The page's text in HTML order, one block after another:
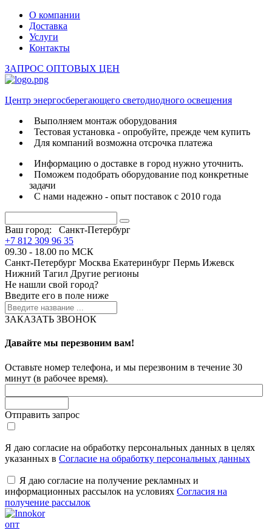
О компании
Доставка
Услуги
Контакты
ЗАПРОС ОПТОВЫХ ЦЕН
Центр энергосберегающего светодиодного освещения
Выполняем монтаж оборудования
Тестовая установка - опробуйте, прежде чем купить
Для компаний возможна отсрочка платежа
Информацию о доставке в город нужно уточнить.
Поможем подобрать оборудование под конкретные
задачи
С нами надежно - опыт поставок с 2010 года
Ваш город:
Санкт-Петербург
+7 812 309 96 35
09.30 - 18.00 по МСК
Санкт-Петербург Москва Екатеринбург Пермь Ижевск
Нижний Тагил Другие регионы
Не нашли свой город?
Введите его в поле ниже
ЗАКАЗАТЬ ЗВОНОК
Давайте мы перезвоним вам!
Оставьте номер телефона, и мы перезвоним в течение 30
минут (в рабочее время).
Отправить запрос
Я даю согласие на обработку персональных данных в целях
указанных в Согласие на обработку персональных данных
Я даю согласие на получение рекламных и
информационных рассылок на условиях Согласия на
получение рассылок
опт